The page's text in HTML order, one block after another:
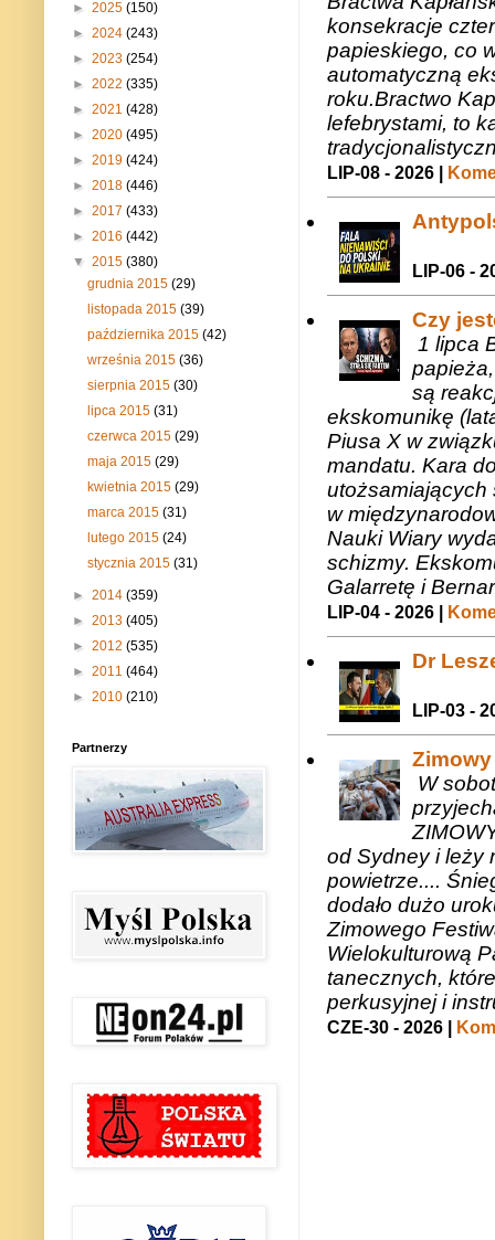
konsekracje
papieskiego, co
automatyczną
roku.Bractwo
lefebrystami, to
LIP-08 - 2026 |
LIP-06 -
Czy
1 lipca
są
ekskomunikę
Piusa X w
mandatu. Kara
utożsamiających
w
Nauki Wiary
schizmy.
Galarretę i
LIP-04 - 2026 |
Dr
LIP-03 -
W
od Sydney i leży
powietrze....
dodało dużo
Zimowego
Wielokulturową
tanecznych,
perkusyjnej i
CZE-30 - 2026 |
► 2025 (150)
► 2024 (243)
► 2023 (254)
► 2022 (335)
► 2021 (428)
► 2020 (495)
► 2019 (424)
► 2018 (446)
► 2017 (433)
► 2016 (442)
▼ 2015 (380)
grudnia 2015(29)
listopada 2015(39)
października 2015(42)
września 2015(36)
sierpnia 2015(30)
lipca 2015(31)
czerwca 2015(29)
maja 2015(29)
kwietnia 2015(29)
marca 2015(31)
lutego 2015(24)
stycznia 2015(31)
► 2014 (359)
► 2013 (405)
► 2012 (535)
► 2011 (464)
► 2010 (210)
Partnerzy